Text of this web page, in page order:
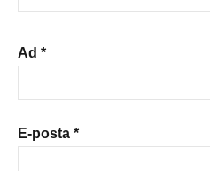
Ad *
E-posta *